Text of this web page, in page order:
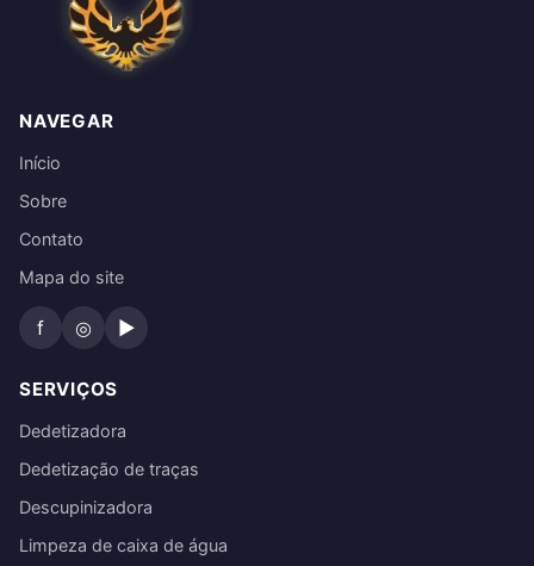
NAVEGAR
Início
Sobre
Contato
Mapa do site
f ◎ ▶
SERVIÇOS
Dedetizadora
Dedetização de traças
Descupinizadora
Limpeza de caixa de água